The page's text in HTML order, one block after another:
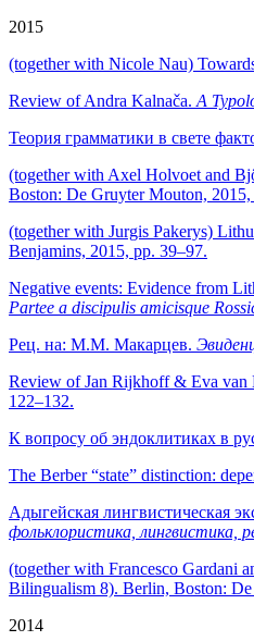
2015
(together with Nicole Nau)
Review of Andra Kalnača. A
Теория грамматики в свете
(together with Axel Holvoet and
Boston: De Gruyter Mouton, 2015,
(together with Jurgis Pakerys)
Benjamins, 2015, pp. 39–97.
Negative events: Evidence from
Partee a discipulis amicisque
Рец. на: М.М. Макарцев.
Review of Jan Rijkhoff & Eva van
122–132.
К вопросу об эндоклитиках в
The Berber “state” distinction:
Адыгейская лингвистическая
фольклористика, лингвистика,
(together with Francesco Gardani
Bilingualism 8). Berlin, Boston:
2014